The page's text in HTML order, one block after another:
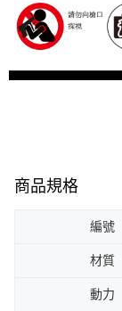
商品規格
編號
材質
動力